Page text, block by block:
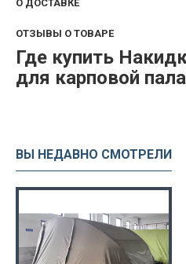
О ДОСТАВКЕ
ОТЗЫВЫ О ТОВАРЕ
Где купить
для карповой
ВЫ НЕДАВНО СМОТРЕЛИ